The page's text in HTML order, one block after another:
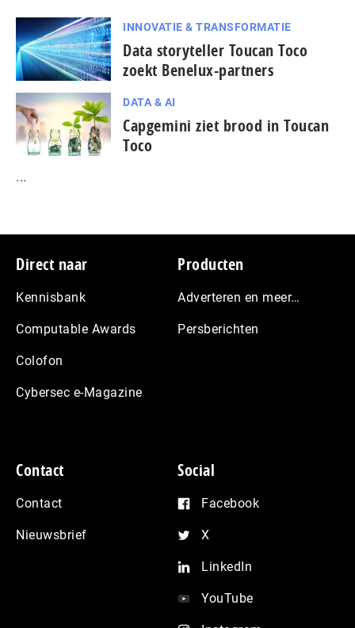
INNOVATIE & TRANSFORMATIE
Data storyteller Toucan Toco
zoekt Benelux-partners
DATA & AI
Capgemini ziet brood in Toucan
Toco
...
Footer
Direct naar
Kennisbank
Computable Awards
Colofon
Cybersec e-Magazine
Producten
Adverteren en meer…
Persberichten
Contact
Contact
Nieuwsbrief
Social
Facebook
X
LinkedIn
YouTube